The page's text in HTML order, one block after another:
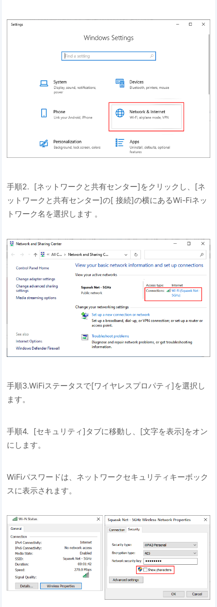
手順2. [ネットワークと共有センター]をクリックし、[ネ
ットワークと共有センター]の[ 接続]の横にあるWi-Fiネッ
トワーク名を選択します 。
手順3.WiFiステータスで[ワイヤレスプロパティ]を選択し
ます。
手順4. [セキュリティ]タブに移動し、[文字を表示]をオン
にします。
WiFiパスワードは、ネットワークセキュリティキーボック
スに表示されます。